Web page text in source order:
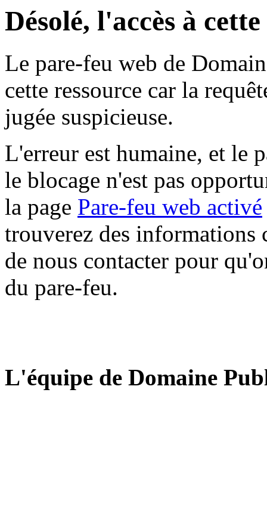
Désolé, l'accès à
Le pare-feu web de
cette ressource car la
jugée suspicieuse.
L'erreur est humaine, et le
le blocage n'est pas
la page Pare-feu web activé
trouverez des informations
de nous contacter pour
du pare-feu.
L'équipe de Domaine